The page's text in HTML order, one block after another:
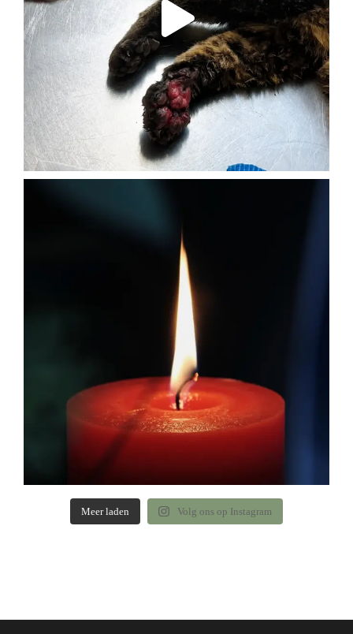
Meer laden Volg ons op Instagram